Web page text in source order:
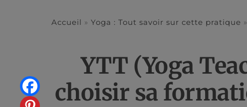
Accueil » Yoga : Tout savoir sur cette pratique »
YTT (Yoga
choisir sa